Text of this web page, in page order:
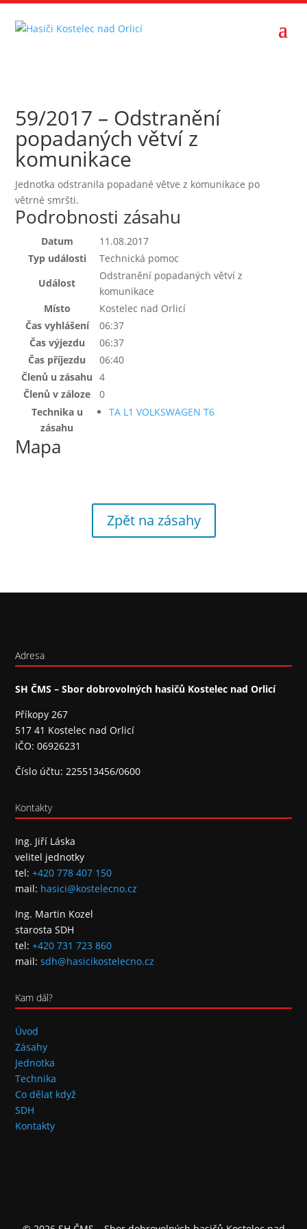
59/2017 – Odstranění
popadaných větví z
komunikace
Jednotka odstranila popadané větve z komunikace po
větrné smršti.
Podrobnosti zásahu
Datum
11.08.2017
Typ události
Technická pomoc
Událost
Odstranění popadaných větví z
komunikace
Místo
Kostelec nad Orlicí
Čas vyhlášení
06:37
Čas výjezdu
06:37
Čas příjezdu
06:40
Členů u zásahu
4
Členů v záloze
0
Technika u
zásahu
TA L1 VOLKSWAGEN T6
Mapa
Zpět na zásahy
Adresa
SH ČMS – Sbor dobrovolných hasičů Kostelec nad Orlicí
Příkopy 267
517 41 Kostelec nad Orlicí
IČO: 06926231
Číslo účtu: 225513456/0600
Kontakty
Ing. Jiří Láska
velitel jednotky
tel:+420 778 407 150
mail: hasici@kostelecno.cz
Ing. Martin Kozel
starosta SDH
tel:+420 731 723 860
mail:sdh@hasicikostelecno.cz
Kam dál?
Úvod
Zásahy
Jednotka
Technika
Co dělat když
SDH
Kontakty